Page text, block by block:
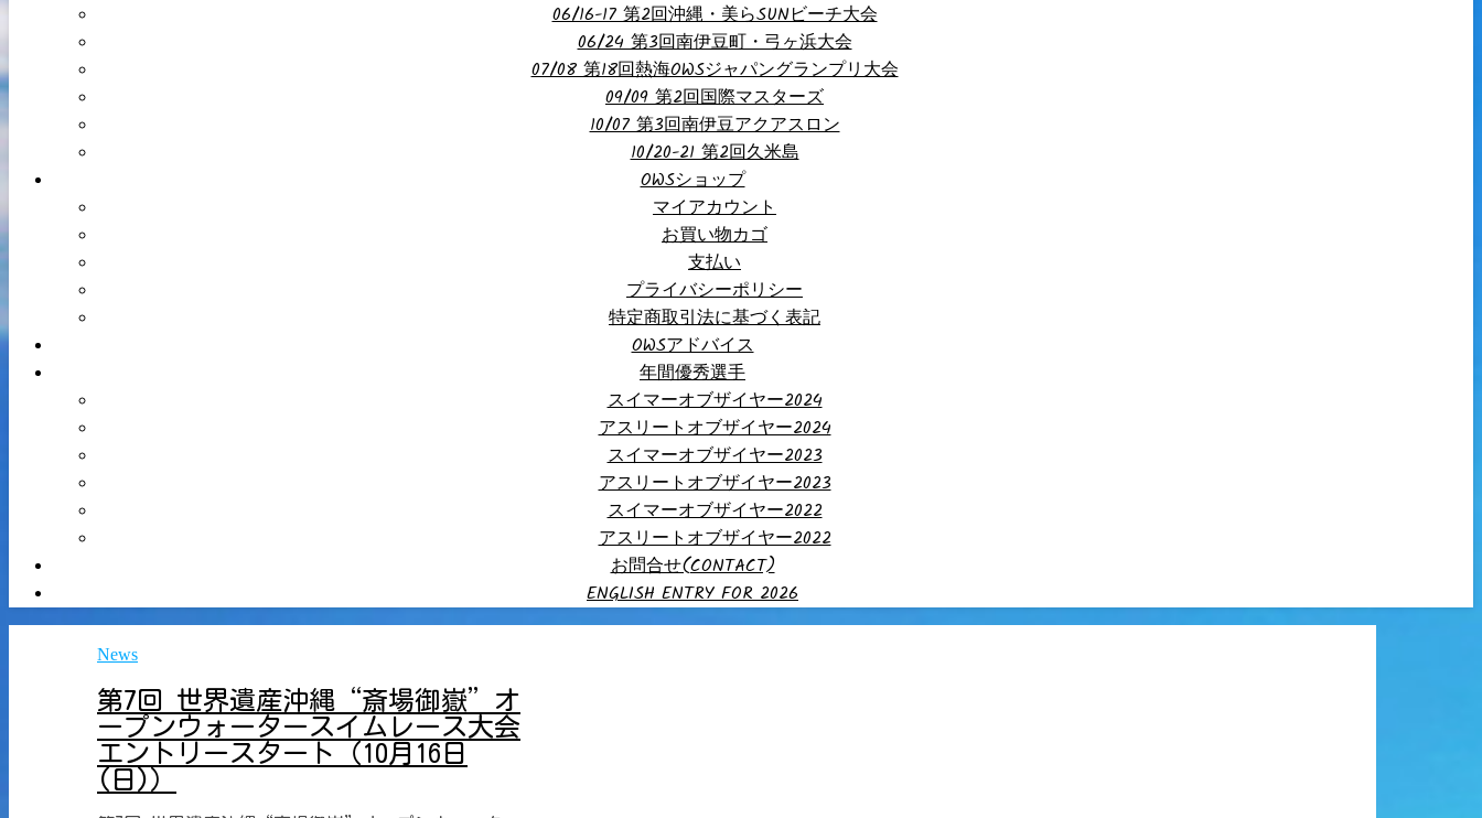
06/16-17 第2回沖縄・美らSUNビーチ大会
06/24 第3回南伊豆町・弓ヶ浜大会
07/08 第18回熱海OWSジャパングランプリ大会
09/09 第2回国際マスターズ
10/07 第3回南伊豆アクアスロン
10/20-21 第2回久米島
OWSショップ
マイアカウント
お買い物カゴ
支払い
プライバシーポリシー
特定商取引法に基づく表記
OWSアドバイス
年間優秀選手
スイマーオブザイヤー2024
アスリートオブザイヤー2024
スイマーオブザイヤー2023
アスリートオブザイヤー2023
スイマーオブザイヤー2022
アスリートオブザイヤー2022
お問合せ(CONTACT)
ENGLISH ENTRY FOR 2026
News
第7回 世界遺産沖縄“斎場御嶽”オ
ープンウォータースイムレース大会
エントリースタート（10月16日
(日)）